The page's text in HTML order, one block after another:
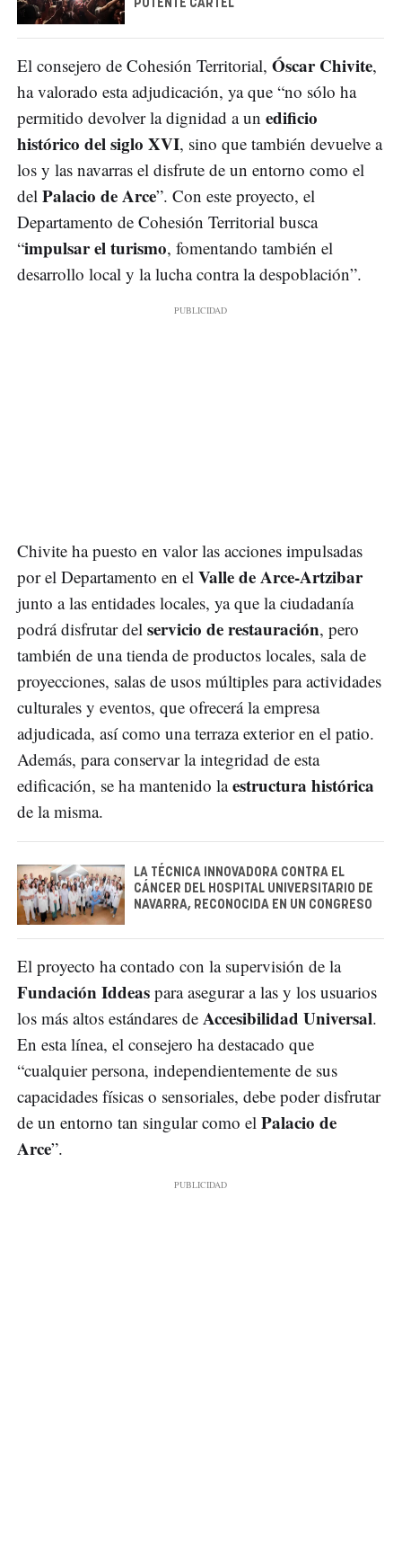
POTENTE CARTEL
El consejero de Cohesión Territorial, Óscar Chivite,
ha valorado esta adjudicación, ya que “no sólo ha
permitido devolver la dignidad a un edificio
histórico del siglo XVI, sino que también devuelve a
los y las navarras el disfrute de un entorno como el
del Palacio de Arce”. Con este proyecto, el
Departamento de Cohesión Territorial busca
“impulsar el turismo, fomentando también el
desarrollo local y la lucha contra la despoblación”.
Chivite ha puesto en valor las acciones impulsadas
por el Departamento en el Valle de Arce-Artzibar
junto a las entidades locales, ya que la ciudadanía
podrá disfrutar del servicio de restauración, pero
también de una tienda de productos locales, sala de
proyecciones, salas de usos múltiples para actividades
culturales y eventos, que ofrecerá la empresa
adjudicada, así como una terraza exterior en el patio.
Además, para conservar la integridad de esta
edificación, se ha mantenido laestructura histórica
de la misma.
LA TÉCNICA INNOVADORA CONTRA EL
CÁNCER DEL HOSPITAL UNIVERSITARIO DE
NAVARRA, RECONOCIDA EN UN CONGRESO
El proyecto ha contado con la supervisión de la
Fundación Iddeas para asegurar a las y los usuarios
los más altos estándares de Accesibilidad Universal.
En esta línea, el consejero ha destacado que
“cualquier persona, independientemente de sus
capacidades físicas o sensoriales, debe poder disfrutar
de un entorno tan singular como el Palacio de
Arce”.